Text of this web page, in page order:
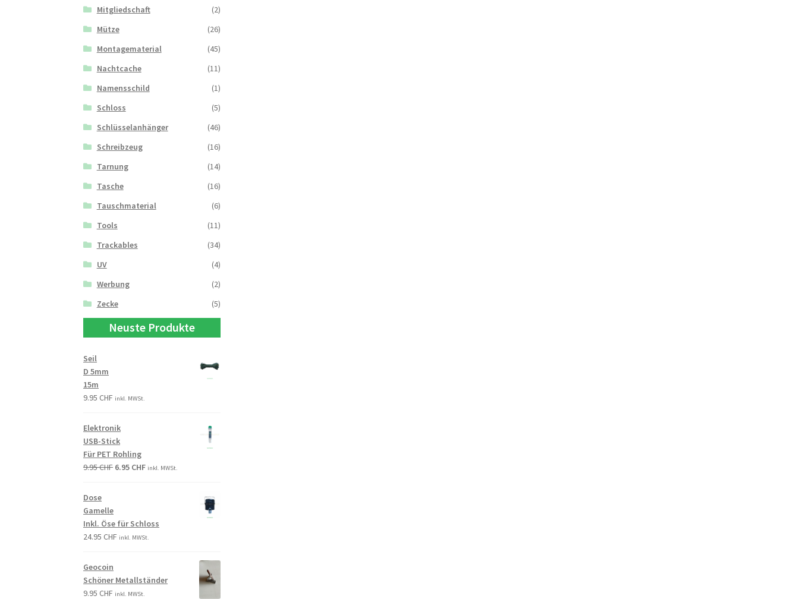
Mitgliedschaft
(2)
Mütze
(26)
Montagematerial
(45)
Nachtcache
(11)
Namensschild
(1)
Schloss
(5)
Schlüsselanhänger
(46)
Schreibzeug
(16)
Tarnung
(14)
Tasche
(16)
Tauschmaterial
(6)
Tools
(11)
Trackables
(34)
UV
(4)
Werbung
(2)
Zecke
(5)
Neuste Produkte
Seil
D 5mm
15m
9.95CHF inkl. MWSt.
Elektronik
USB-Stick
Für PET Rohling
9.95CHF 6.95 CHF inkl. MWSt.
Dose
Gamelle
Inkl. Öse für Schloss
24.95CHF inkl. MWSt.
Geocoin
Schöner Metallständer
9.95CHF inkl. MWSt.